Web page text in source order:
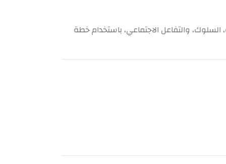
والتفاعل الاجتماعي، باستخدام خطة